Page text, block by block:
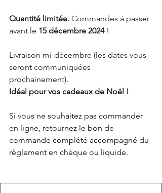
Quantité limitée. Commandes à passer
avant le 15 décembre 2024 !
Livraison mi-décembre (les dates vous
seront communiquées
prochainement).
Idéal pour vos cadeaux de Noël !
Si vous ne souhaitez pas commander
en ligne, retournez le bon de
commande complété accompagné du
règlement en chèque ou liquide.